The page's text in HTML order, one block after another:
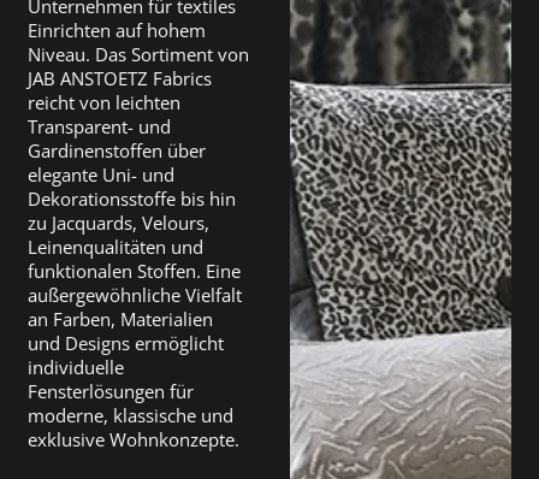
Unternehmen für textiles
Einrichten auf hohem
Niveau. Das Sortiment von
JAB ANSTOETZ Fabrics
reicht von leichten
Transparent- und
Gardinenstoffen über
elegante Uni- und
Dekorationsstoffe bis hin
zu Jacquards, Velours,
Leinenqualitäten und
funktionalen Stoffen. Eine
außergewöhnliche Vielfalt
an Farben, Materialien
und Designs ermöglicht
individuelle
Fensterlösungen für
moderne, klassische und
exklusive Wohnkonzepte.